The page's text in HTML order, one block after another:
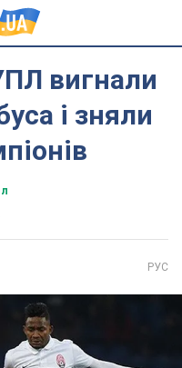
вигнали
і зняли
РУС